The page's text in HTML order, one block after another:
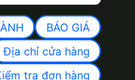
BÁO GIÁ
Địa chỉ cửa hàng
tra đơn hàng